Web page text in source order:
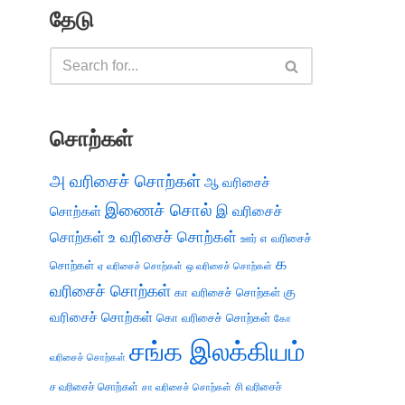
தேடு
சொற்கள்
அ வரிசைச் சொற்கள் ஆ வரிசைச்
சொற்கள் இணைச் சொல் இ வரிசைச்
சொற்கள் உ வரிசைச் சொற்கள் ஊர் எ வரிசைச்
சொற்கள் ஏ வரிசைச் சொற்கள் ஒ வரிசைச் சொற்கள் க
வரிசைச் சொற்கள் கா வரிசைச் சொற்கள் கு
வரிசைச் சொற்கள் கொ வரிசைச் சொற்கள் கோ
வரிசைச் சொற்கள் சங்க இலக்கியம்
ச வரிசைச் சொற்கள் சா வரிசைச் சொற்கள் சி வரிசைச்